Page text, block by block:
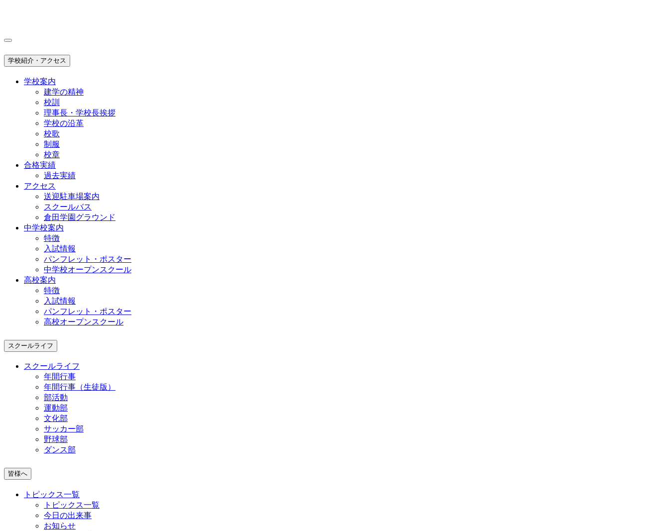
学校紹介・アクセス
学校案内
建学の精神
校訓
理事長・学校長挨拶
学校の沿革
校歌
制服
校章
合格実績
過去実績
アクセス
送迎駐車場案内
スクールバス
倉田学園グラウンド
中学校案内
特徴
入試情報
パンフレット・ポスター
中学校オープンスクール
高校案内
特徴
入試情報
パンフレット・ポスター
高校オープンスクール
スクールライフ
スクールライフ
年間行事
年間行事（生徒版）
部活動
運動部
文化部
サッカー部
野球部
ダンス部
皆様へ
トピックス一覧
トピックス一覧
今日の出来事
お知らせ